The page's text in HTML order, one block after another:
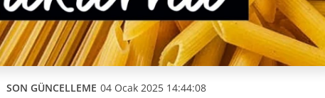
SON GÜNCELLEME 04 Ocak 2025 14:44:08